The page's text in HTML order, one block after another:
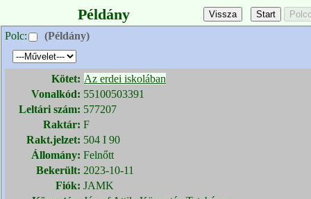
Példány
Polc: (Példány)
Kötet: Az erdei iskolában
Vonalkód: 55100503391
Leltári szám: 577207
Raktár: F
Rakt.jelzet: 504 I 90
Állomány: Felnőtt
Bekerült: 2023-10-11
Fiók: JAMK